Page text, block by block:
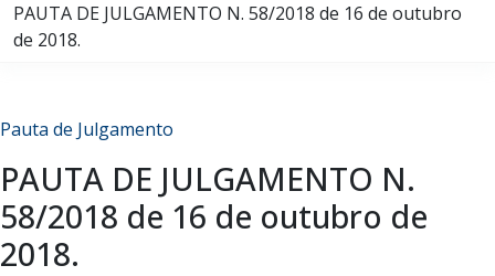
PAUTA DE JULGAMENTO N. 58/2018 de 16 de outubro
de 2018.
Pauta de Julgamento
PAUTA DE JULGAMENTO N.
58/2018 de 16 de outubro de
2018.